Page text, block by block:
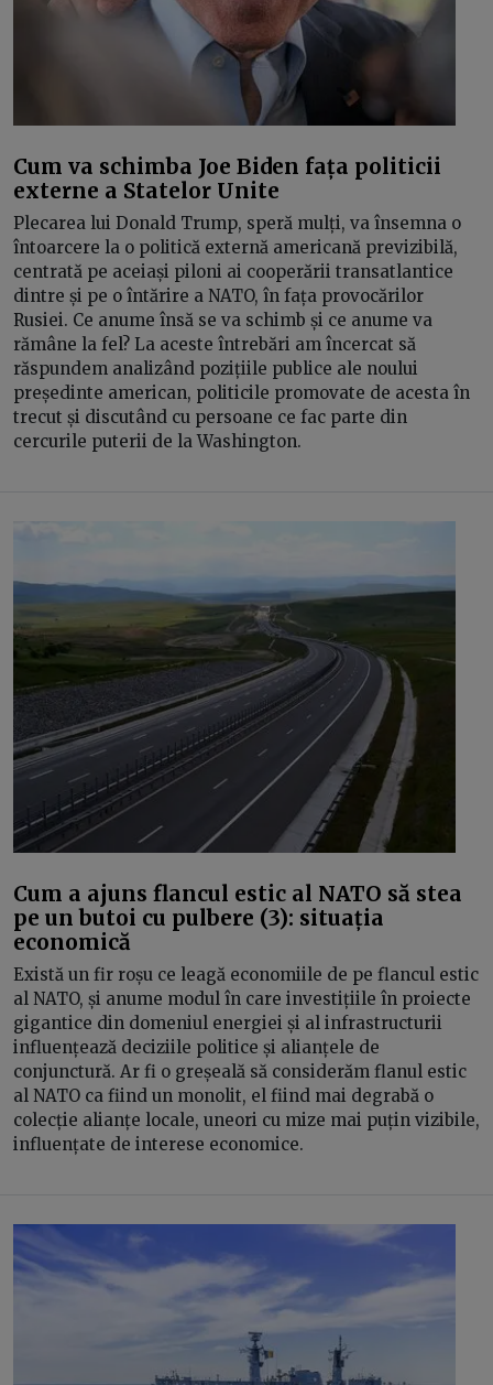
Cum va schimba Joe Biden fața politicii
externe a Statelor Unite
Plecarea lui Donald Trump, speră mulți, va însemna o
întoarcere la o politică externă americană previzibilă,
centrată pe aceiași piloni ai cooperării transatlantice
dintre și pe o întărire a NATO, în fața provocărilor
Rusiei. Ce anume însă se va schimb și ce anume va
rămâne la fel? La aceste întrebări am încercat să
răspundem analizând pozițiile publice ale noului
președinte american, politicile promovate de acesta în
trecut și discutând cu persoane ce fac parte din
cercurile puterii de la Washington.
Cum a ajuns flancul estic al NATO să stea
pe un butoi cu pulbere (3): situația
economică
Există un fir roșu ce leagă economiile de pe flancul estic
al NATO, și anume modul în care investițiile în proiecte
gigantice din domeniul energiei și al infrastructurii
influențează deciziile politice și alianțele de
conjunctură. Ar fi o greșeală să considerăm flanul estic
al NATO ca fiind un monolit, el fiind mai degrabă o
colecție alianțe locale, uneori cu mize mai puțin vizibile,
influențate de interese economice.